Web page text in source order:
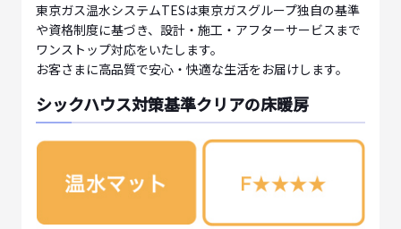
東京ガス温水システムTESは東京ガスグループ独自の基準
や資格制度に基づき、設計・施工・アフターサービスまで
ワンストップ対応をいたします。
お客さまに高品質で安心・快適な生活をお届けします。
シックハウス対策基準クリアの床暖房